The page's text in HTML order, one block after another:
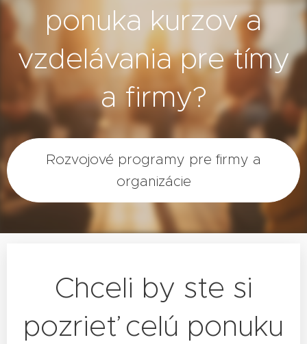
ponuka kurzov a
vzdelávania pre tímy
a firmy?
Rozvojové programy pre firmy a
organizácie
Chceli by ste si
pozrieť celú ponuku